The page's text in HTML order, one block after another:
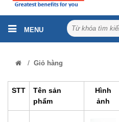
/ Giỏ hàng
STT
Tên sản
phẩm
Hình
ảnh